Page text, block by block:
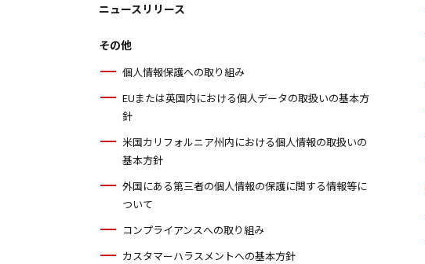
ニュースリリース
その他
個人情報保護への取り組み
EUまたは英国内における個人データの取扱いの基本方
針
米国カリフォルニア州内における個人情報の取扱いの
基本方針
外国にある第三者の個人情報の保護に関する情報等に
ついて
コンプライアンスへの取り組み
カスタマーハラスメントへの基本方針